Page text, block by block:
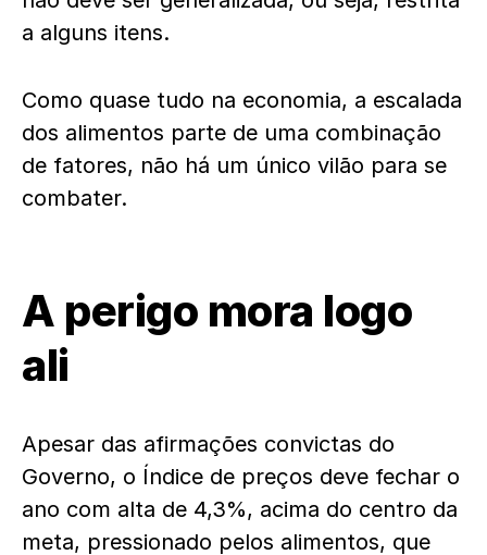
a alguns itens.
Como quase tudo na economia, a escalada
dos alimentos parte de uma combinação
de fatores, não há um único vilão para se
combater.
A perigo mora logo
ali
Apesar das afirmações convictas do
Governo, o Índice de preços deve fechar o
ano com alta de 4,3%, acima do centro da
meta, pressionado pelos alimentos, que